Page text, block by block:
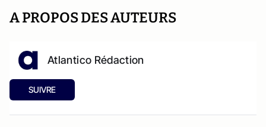
A PROPOS DES AUTEURS
Atlantico Rédaction
SUIVRE